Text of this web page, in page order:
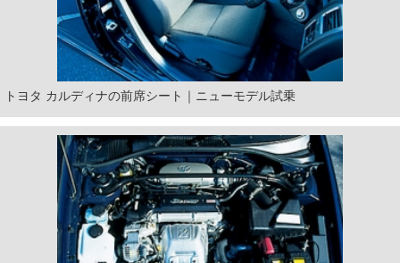
トヨタ カルディナの前席シート｜ニューモデル試乗